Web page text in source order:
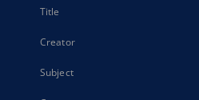
Title
Creator
Subject